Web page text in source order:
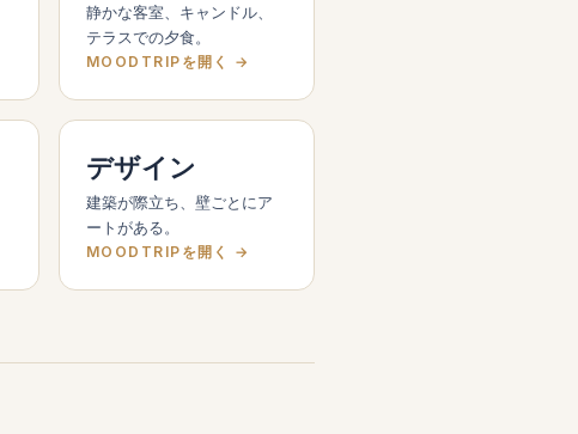
静かな客室、キャンドル、
テラスでの夕食。
MOODTRIPを開く →
デザイン
建築が際立ち、壁ごとにア
ートがある。
MOODTRIPを開く →